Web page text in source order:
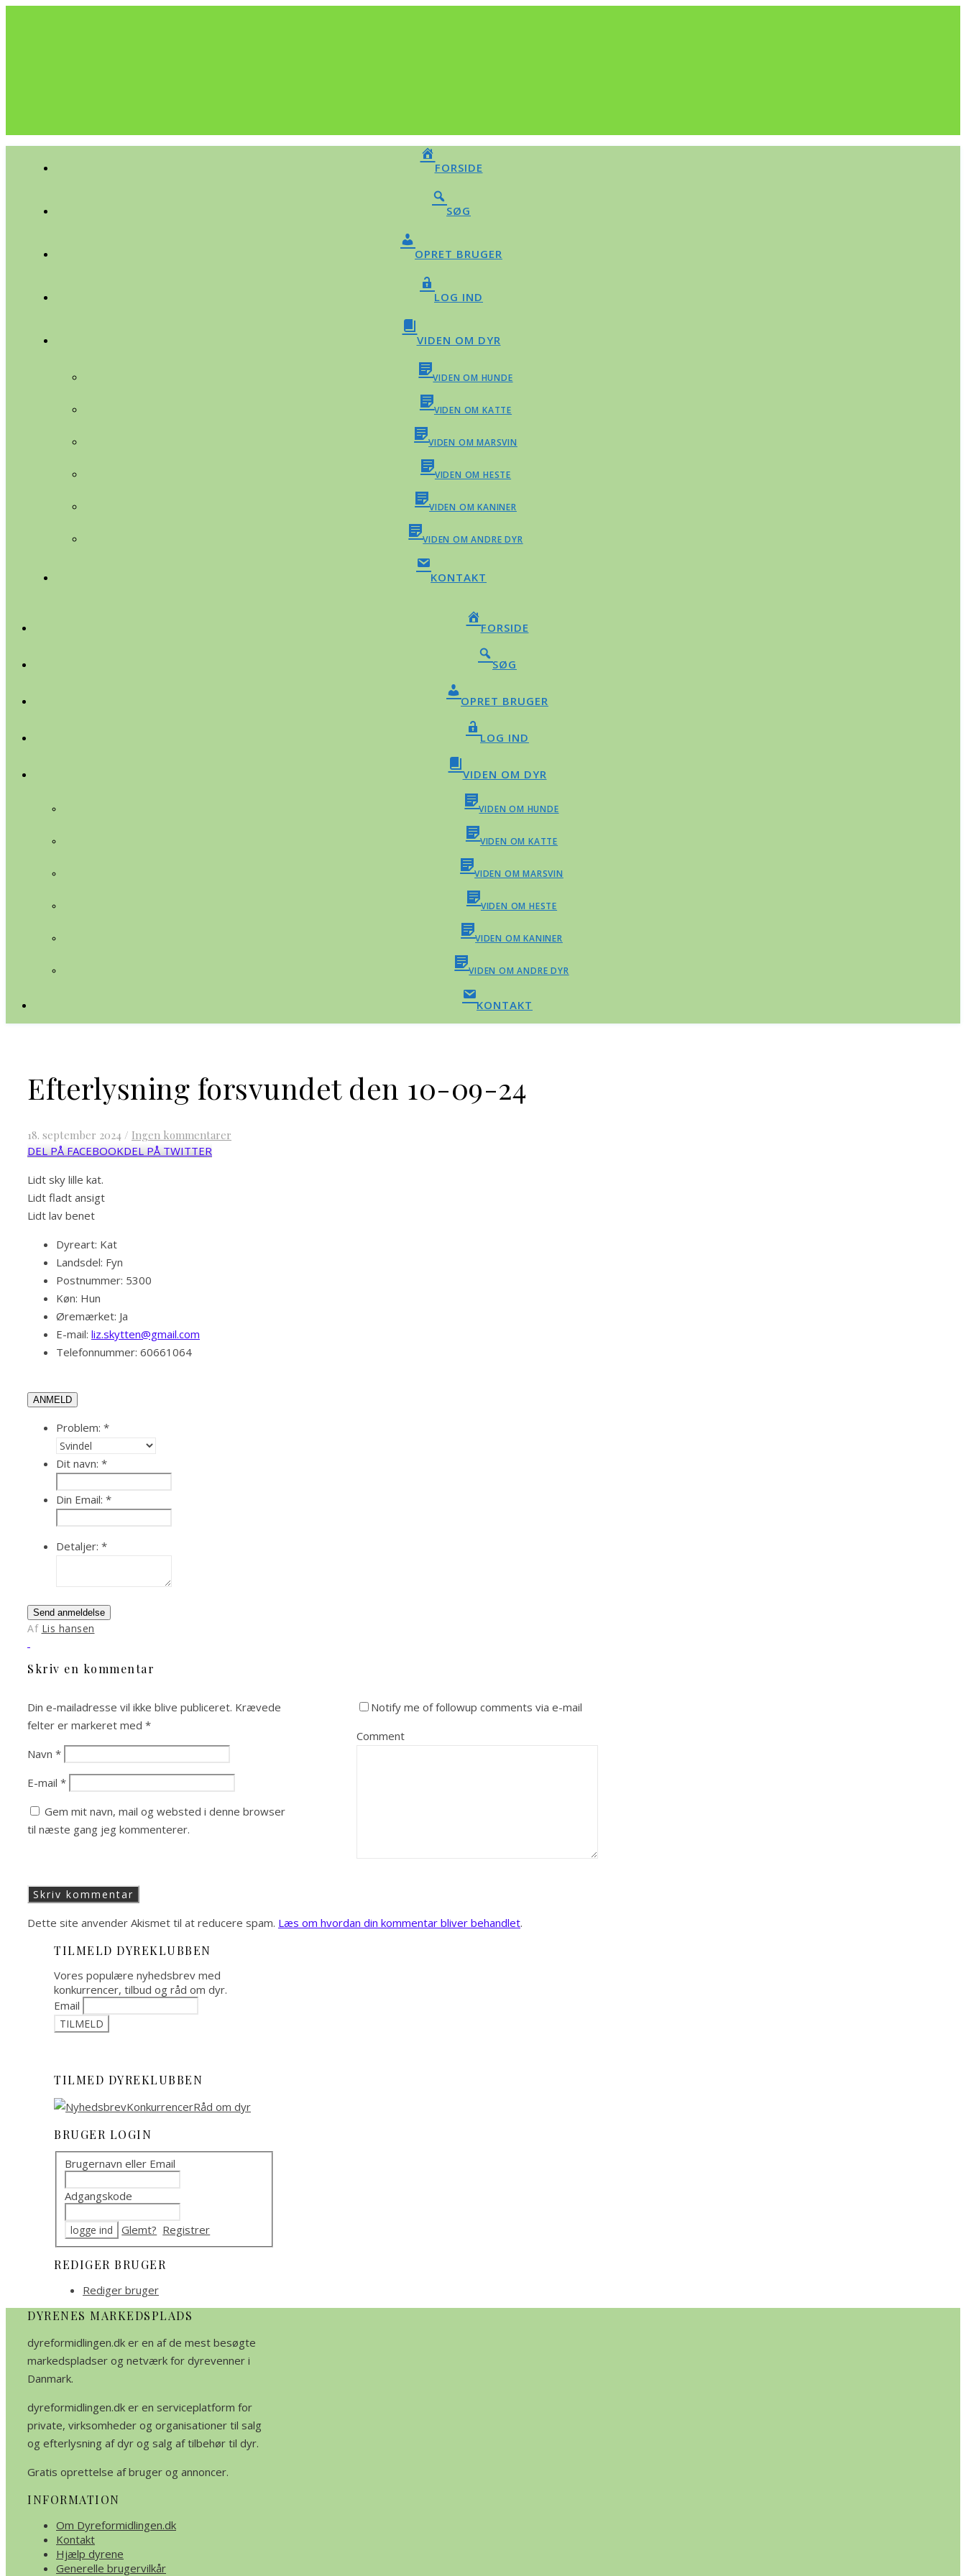
FORSIDE
SØG
OPRET BRUGER
LOG IND
VIDEN OM DYR
VIDEN OM HUNDE
VIDEN OM KATTE
VIDEN OM MARSVIN
VIDEN OM HESTE
VIDEN OM KANINER
VIDEN OM ANDRE DYR
KONTAKT
FORSIDE
SØG
OPRET BRUGER
LOG IND
VIDEN OM DYR
VIDEN OM HUNDE
VIDEN OM KATTE
VIDEN OM MARSVIN
VIDEN OM HESTE
VIDEN OM KANINER
VIDEN OM ANDRE DYR
KONTAKT
Efterlysning forsvundet den 10-09-24
18. september 2024 / Ingen kommentarer
DEL PÅ FACEBOOKDEL PÅ TWITTER
Lidt sky lille kat.
Lidt fladt ansigt
Lidt lav benet
Dyreart: Kat
Landsdel: Fyn
Postnummer: 5300
Køn: Hun
Øremærket: Ja
E-mail: liz.skytten@gmail.com
Telefonnummer: 60661064
ANMELD
Problem: *
Dit navn: *
Din Email: *
Detaljer: *
Send anmeldelse
Af Lis hansen
Skriv en kommentar
Din e-mailadresse vil ikke blive publiceret. Krævede
felter er markeret med *
Navn *
E-mail *
Gem mit navn, mail og websted i denne browser
til næste gang jeg kommenterer.
Notify me of followup comments via e-mail
Comment
Dette site anvender Akismet til at reducere spam. Læs om hvordan din kommentar bliver behandlet.
TILMELD DYREKLUBBEN
Vores populære nyhedsbrev med
konkurrencer, tilbud og råd om dyr.
Email
TILMED DYREKLUBBEN
BRUGER LOGIN
Brugernavn eller Email
Adgangskode
Glemt? Registrer
REDIGER BRUGER
Rediger bruger
DYRENES MARKEDSPLADS
dyreformidlingen.dk er en af de mest besøgte
markedspladser og netværk for dyrevenner i
Danmark.
dyreformidlingen.dk er en serviceplatform for
private, virksomheder og organisationer til salg
og efterlysning af dyr og salg af tilbehør til dyr.
Gratis oprettelse af bruger og annoncer.
INFORMATION
Om Dyreformidlingen.dk
Kontakt
Hjælp dyrene
Generelle brugervilkår